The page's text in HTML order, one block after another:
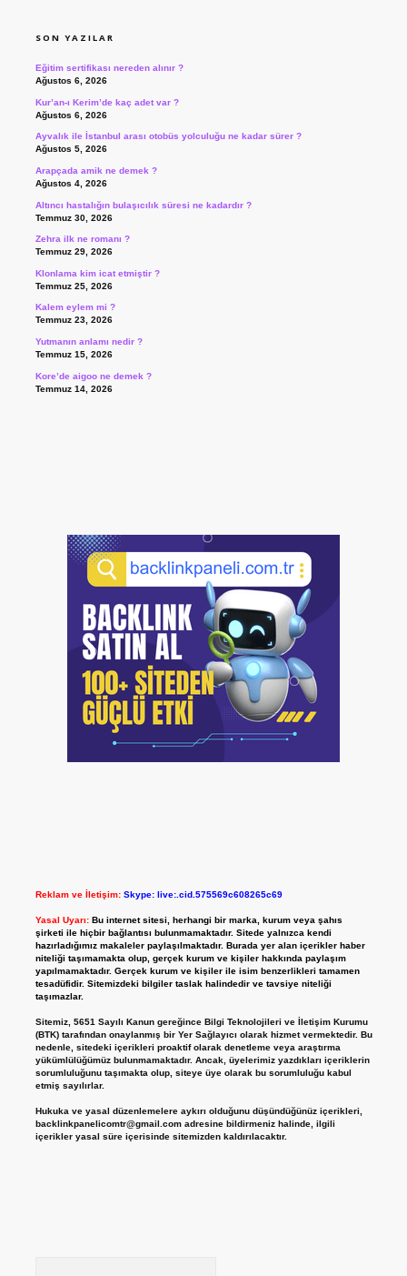
SON YAZILAR
Eğitim sertifikası nereden alınır ?
Ağustos 6, 2026
Kur’an-ı Kerim’de kaç adet var ?
Ağustos 6, 2026
Ayvalık ile İstanbul arası otobüs yolculuğu ne kadar sürer ?
Ağustos 5, 2026
Arapçada amik ne demek ?
Ağustos 4, 2026
Altıncı hastalığın bulaşıcılık süresi ne kadardır ?
Temmuz 30, 2026
Zehra ilk ne romanı ?
Temmuz 29, 2026
Klonlama kim icat etmiştir ?
Temmuz 25, 2026
Kalem eylem mi ?
Temmuz 23, 2026
Yutmanın anlamı nedir ?
Temmuz 15, 2026
Kore’de aigoo ne demek ?
Temmuz 14, 2026
Reklam ve İletişim: Skype: live:.cid.575569c608265c69
Yasal Uyarı: Bu internet sitesi, herhangi bir marka, kurum veya şahıs
şirketi ile hiçbir bağlantısı bulunmamaktadır. Sitede yalnızca kendi
hazırladığımız makaleler paylaşılmaktadır. Burada yer alan içerikler haber
niteliği taşımamakta olup, gerçek kurum ve kişiler hakkında paylaşım
yapılmamaktadır. Gerçek kurum ve kişiler ile isim benzerlikleri tamamen
tesadüfidir. Sitemizdeki bilgiler taslak halindedir ve tavsiye niteliği
taşımazlar.
Sitemiz, 5651 Sayılı Kanun gereğince Bilgi Teknolojileri ve İletişim Kurumu
(BTK) tarafından onaylanmış bir Yer Sağlayıcı olarak hizmet vermektedir. Bu
nedenle, sitedeki içerikleri proaktif olarak denetleme veya araştırma
yükümlülüğümüz bulunmamaktadır. Ancak, üyelerimiz yazdıkları içeriklerin
sorumluluğunu taşımakta olup, siteye üye olarak bu sorumluluğu kabul
etmiş sayılırlar.
Hukuka ve yasal düzenlemelere aykırı olduğunu düşündüğünüz içerikleri,
backlinkpanelicomtr@gmail.comadresine bildirmeniz halinde, ilgili
içerikler yasal süre içerisinde sitemizden kaldırılacaktır.